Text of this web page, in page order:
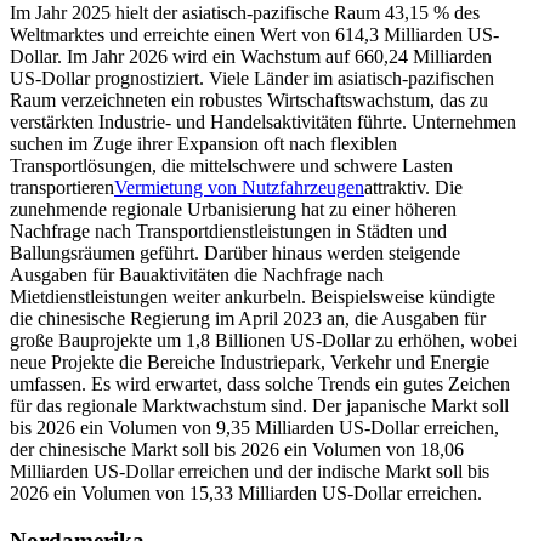
Im Jahr 2025 hielt der asiatisch-pazifische Raum 43,15 % des
Weltmarktes und erreichte einen Wert von 614,3 Milliarden US-
Dollar. Im Jahr 2026 wird ein Wachstum auf 660,24 Milliarden
US-Dollar prognostiziert. Viele Länder im asiatisch-pazifischen
Raum verzeichneten ein robustes Wirtschaftswachstum, das zu
verstärkten Industrie- und Handelsaktivitäten führte. Unternehmen
suchen im Zuge ihrer Expansion oft nach flexiblen
Transportlösungen, die mittelschwere und schwere Lasten
transportierenVermietung von Nutzfahrzeugenattraktiv. Die
zunehmende regionale Urbanisierung hat zu einer höheren
Nachfrage nach Transportdienstleistungen in Städten und
Ballungsräumen geführt. Darüber hinaus werden steigende
Ausgaben für Bauaktivitäten die Nachfrage nach
Mietdienstleistungen weiter ankurbeln. Beispielsweise kündigte
die chinesische Regierung im April 2023 an, die Ausgaben für
große Bauprojekte um 1,8 Billionen US-Dollar zu erhöhen, wobei
neue Projekte die Bereiche Industriepark, Verkehr und Energie
umfassen. Es wird erwartet, dass solche Trends ein gutes Zeichen
für das regionale Marktwachstum sind. Der japanische Markt soll
bis 2026 ein Volumen von 9,35 Milliarden US-Dollar erreichen,
der chinesische Markt soll bis 2026 ein Volumen von 18,06
Milliarden US-Dollar erreichen und der indische Markt soll bis
2026 ein Volumen von 15,33 Milliarden US-Dollar erreichen.